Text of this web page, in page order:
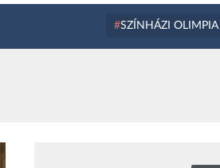
SZÍNHÁZI OLIMPIA